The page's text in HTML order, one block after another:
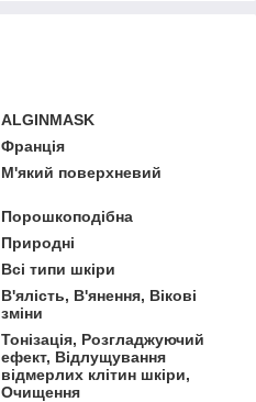
ALGINMASK
Франція
М'який поверхневий
Порошкоподібна
Природні
Всі типи шкіри
В'ялість, В'янення, Вікові
зміни
Тонізація, Розгладжуючий
ефект, Відлущування
відмерлих клітин шкіри,
Очищення